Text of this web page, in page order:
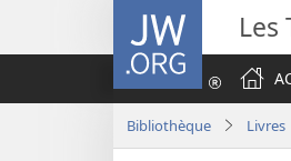
JW.ORG Les
Bibliothèque Livres